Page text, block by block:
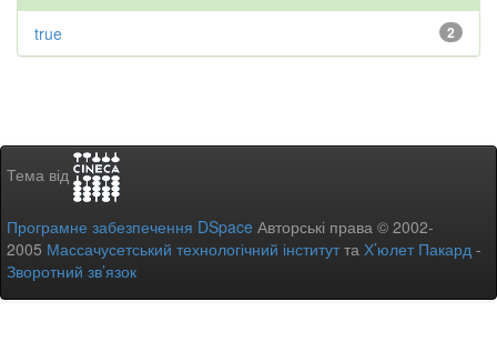
2
true
Тема від
Програмне забезпечення DSpace Авторські права © 2002-
2005 Массачусетський технологічний інститутта Х’юлет Пакард -
Зворотний зв’язок